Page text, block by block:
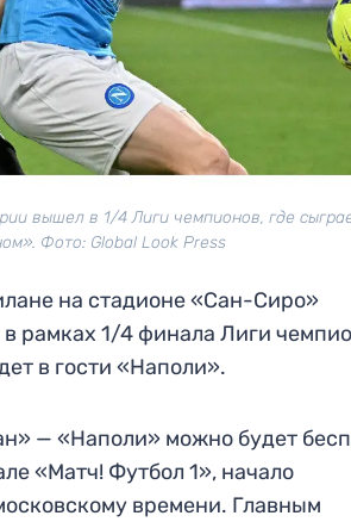
вышел в 1/4 Лиги чемпионов, где
Фото: Global Look Press
на стадионе «Сан-Сиро»
рамках 1/4 финала Лиги
в гости «Наполи».
— «Наполи» можно будет
«Матч! Футбол 1», начало
времени. Главным